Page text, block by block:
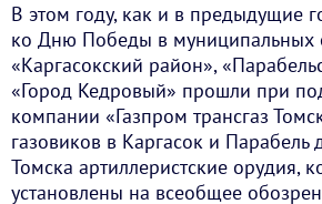
В этом году, как и в предыдущие
ко Дню Победы в муниципальных
«Каргасокский район»,
«Город Кедровый» прошли при
компании «Газпром трансгаз
газовиков в Каргасок и Парабель
Томска артиллеристские орудия,
установлены на всеобщее